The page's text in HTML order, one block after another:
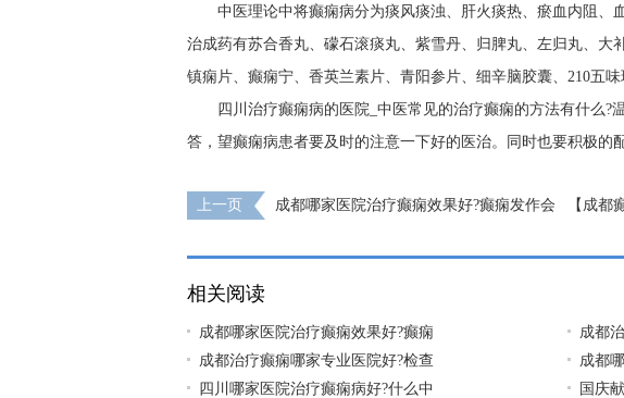
中医理论中将癫痫病分为痰风痰浊、肝火痰热、瘀血内阻、
治成药有苏合香丸、礞石滚痰丸、紫雪丹、归脾丸、左归丸、大
镇痫片、癫痫宁、香英兰素片、青阳参片、细辛脑胶囊、210五味
四川治疗癫痫病的医院_中医常见的治疗癫痫的方法有什么
答，望癫痫病患者要及时的注意一下好的医治。同时也要积极的
上一页
成都哪家医院治疗癫痫效果好?癫痫发作会
【成都
相关阅读
成都哪家医院治疗癫痫效果好?癫痫
成都
成都治疗癫痫哪家专业医院好?检查
成都
四川哪家医院治疗癫痫病好?什么中
国庆